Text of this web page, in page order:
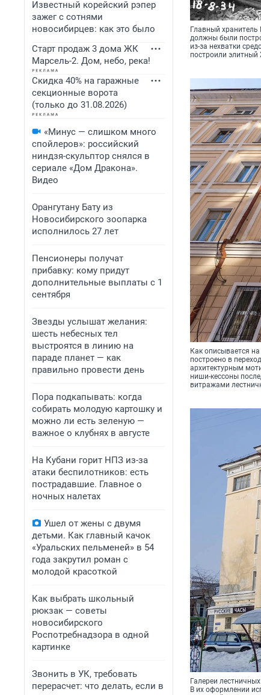
Известный корейский рэпер
зажег с сотнями
новосибирцев: как это было
Старт продаж 3 дома ЖК
Марсель-2. Дом, небо, река!
Скидка 40% на гаражные
секционные ворота
(только до 31.08.2026)
«Минус — слишком много
спойлеров»: российский
ниндзя-скульптор снялся в
сериале «Дом Дракона».
Видео
Орангутану Бату из
Новосибирского зоопарка
исполнилось 27 лет
Пенсионеры получат
прибавку: кому придут
дополнительные выплаты с 1
сентября
Звезды услышат желания:
шесть небесных тел
выстроятся в линию на
параде планет — как
правильно провести день
Пора подкапывать: когда
собирать молодую картошку и
можно ли есть зеленую —
важное о клубнях в августе
На Кубани горит НПЗ из-за
атаки беспилотников: есть
пострадавшие. Главное о
ночных налетах
Ушел от жены с двумя
детьми. Как главный качок
«Уральских пельменей» в 54
года закрутил роман с
молодой красоткой
Как выбрать школьный
рюкзак — советы
новосибирского
Роспотребнадзора в одной
картинке
Звонить в УК, требовать
перерасчет: что делать, если в
Главный
должны были
из-за нехватки
построили
Как описывается
построено в
архитектурным
ниши-кессоны
витражами
Галереи
В их оформлении